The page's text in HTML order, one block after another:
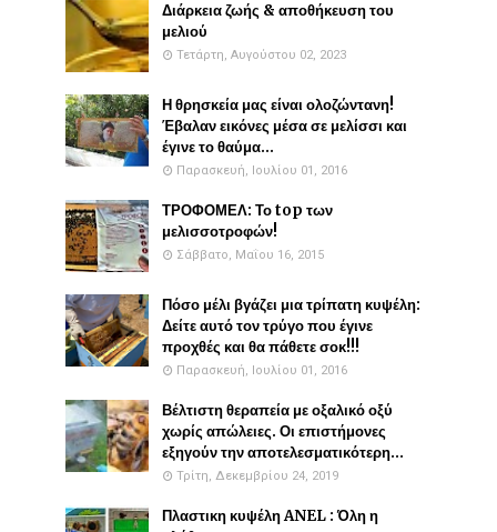
Διάρκεια ζωής & αποθήκευση του
μελιού
Τετάρτη, Αυγούστου 02, 2023
Η θρησκεία μας είναι ολοζώντανη!
Έβαλαν εικόνες μέσα σε μελίσσι και
έγινε το θαύμα...
Παρασκευή, Ιουλίου 01, 2016
ΤΡΟΦΟΜΕΛ: Το top των
μελισσοτροφών!
Σάββατο, Μαΐου 16, 2015
Πόσο μέλι βγάζει μια τρίπατη κυψέλη:
Δείτε αυτό τον τρύγο που έγινε
προχθές και θα πάθετε σοκ!!!
Παρασκευή, Ιουλίου 01, 2016
Βέλτιστη θεραπεία με οξαλικό οξύ
χωρίς απώλειες. Οι επιστήμονες
εξηγούν την αποτελεσματικότερη...
Τρίτη, Δεκεμβρίου 24, 2019
Πλαστικη κυψέλη ANEL : Όλη η